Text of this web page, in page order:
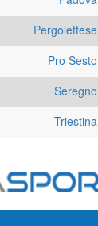
Pergolettese
Pro Sesto
Seregno
Triestina